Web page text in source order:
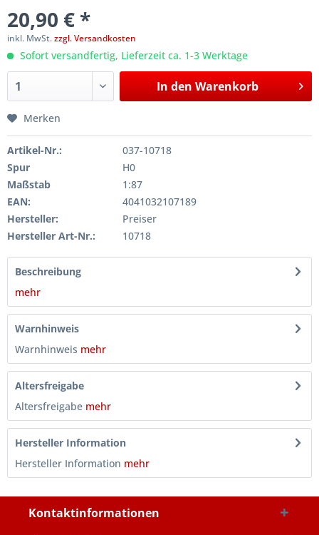
20,90 € *
inkl. MwSt.zzgl. Versandkosten
Sofort versandfertig, Lieferzeit ca. 1-3 Werktage
In den Warenkorb
Merken
Artikel-Nr.:
037-10718
Spur
H0
Maßstab
1:87
EAN:
4041032107189
Hersteller:
Preiser
Hersteller Art-Nr.:
10718
Beschreibung
mehr
Warnhinweis
Warnhinweis mehr
Altersfreigabe
Altersfreigabe mehr
Hersteller Information
Hersteller Information mehr
Kontaktinformationen